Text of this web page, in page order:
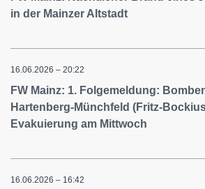
in der Mainzer Altstadt
16.06.2026 – 20:22
FW Mainz: 1. Folgemeldung:
Hartenberg-Münchfeld (Fritz-
Evakuierung am Mittwoch
16.06.2026 – 16:42